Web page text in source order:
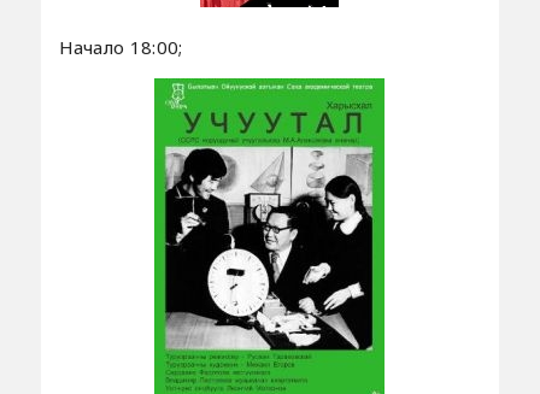
Начало 18:00;